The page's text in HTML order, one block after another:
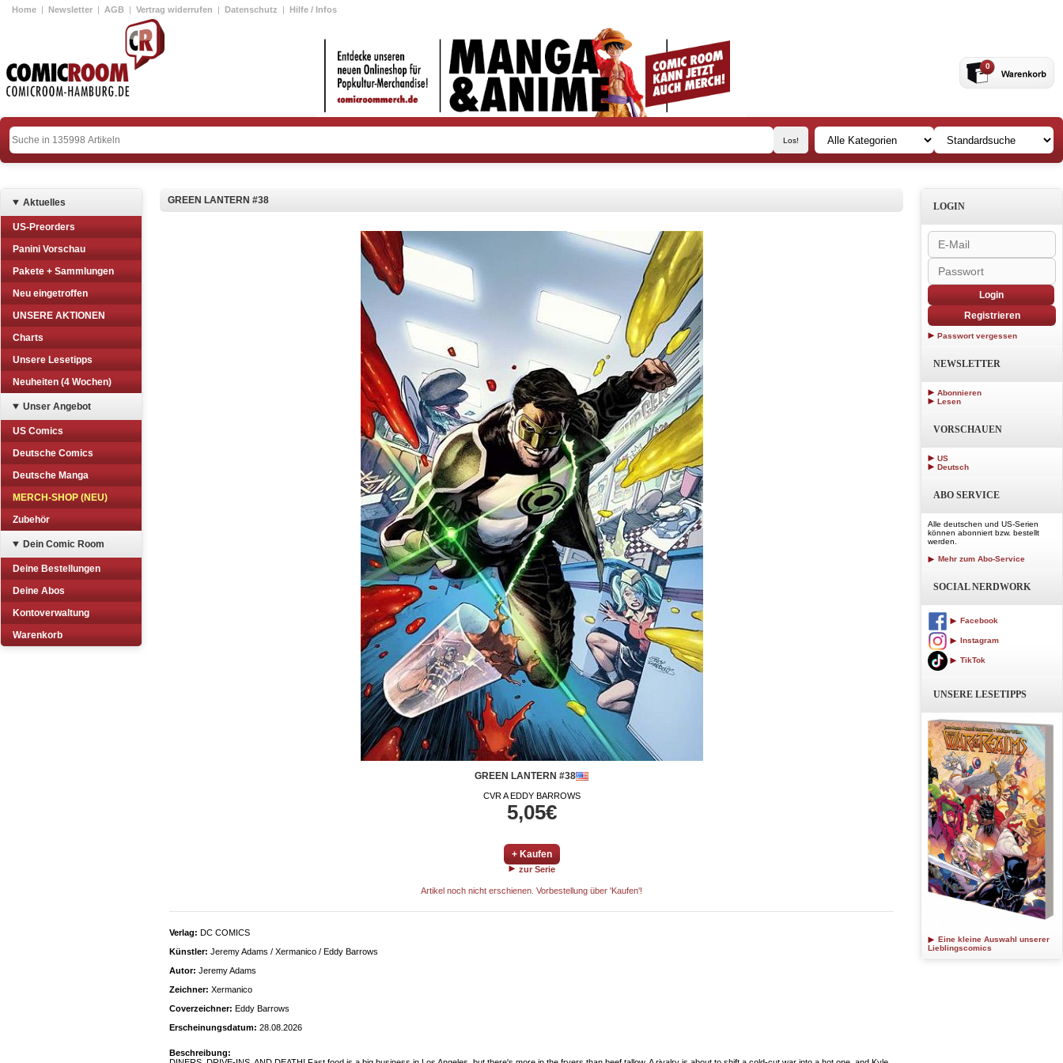
Home | Newsletter | AGB | Vertrag widerrufen | Datenschutz | Hilfe / Infos
0
Aktuelles
US-Preorders
Panini Vorschau
Pakete + Sammlungen
Neu eingetroffen
UNSERE AKTIONEN
Charts
Unsere Lesetipps
Neuheiten (4 Wochen)
Unser Angebot
US Comics
Deutsche Comics
Deutsche Manga
MERCH-SHOP (NEU)
Zubehör
Dein Comic Room
Deine Bestellungen
Deine Abos
Kontoverwaltung
Warenkorb
GREEN LANTERN #38
GREEN LANTERN #38
CVR A EDDY BARROWS
5,05€
+ Kaufen
zur Serie
Artikel noch nicht erschienen. Vorbestellung über 'Kaufen'!
Verlag: DC COMICS
Künstler: Jeremy Adams / Xermanico / Eddy Barrows
Autor: Jeremy Adams
Zeichner: Xermanico
Coverzeichner: Eddy Barrows
Erscheinungsdatum: 28.08.2026
Beschreibung:
LOGIN
Login
Registrieren
Passwort vergessen
NEWSLETTER
Abonnieren
Lesen
VORSCHAUEN
US
Deutsch
ABO SERVICE
Alle deutschen und US-Serien
können abonniert bzw. bestellt
werden.
Mehr zum Abo-Service
SOCIAL NERDWORK
Facebook
Instagram
TikTok
UNSERE LESETIPPS
Eine kleine Auswahl unserer
Lieblingscomics